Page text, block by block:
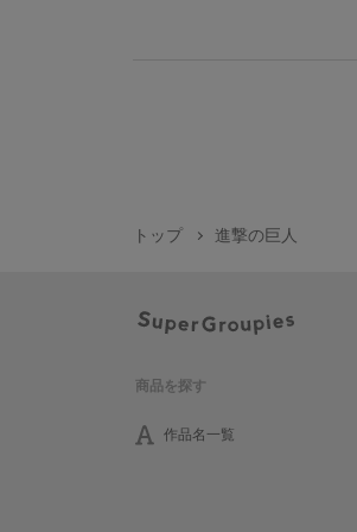
トップ 進撃の巨人
商品を探す
作品名一覧